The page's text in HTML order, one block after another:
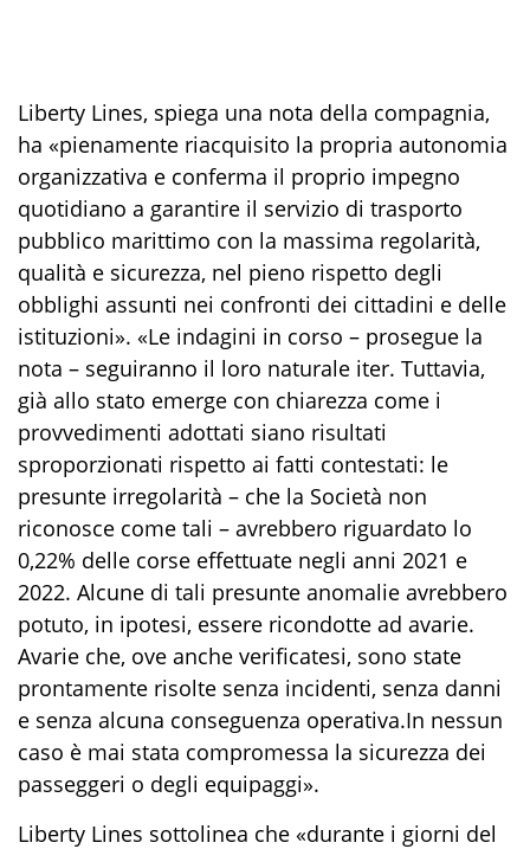
Liberty Lines, spiega una nota della compagnia,
ha «pienamente riacquisito la propria autonomia
organizzativa e conferma il proprio impegno
quotidiano a garantire il servizio di trasporto
pubblico marittimo con la massima regolarità,
qualità e sicurezza, nel pieno rispetto degli
obblighi assunti nei confronti dei cittadini e delle
istituzioni». «Le indagini in corso – prosegue la
nota – seguiranno il loro naturale iter. Tuttavia,
già allo stato emerge con chiarezza come i
provvedimenti adottati siano risultati
sproporzionati rispetto ai fatti contestati: le
presunte irregolarità – che la Società non
riconosce come tali – avrebbero riguardato lo
0,22% delle corse effettuate negli anni 2021 e
2022. Alcune di tali presunte anomalie avrebbero
potuto, in ipotesi, essere ricondotte ad avarie.
Avarie che, ove anche verificatesi, sono state
prontamente risolte senza incidenti, senza danni
e senza alcuna conseguenza operativa.In nessun
caso è mai stata compromessa la sicurezza dei
passeggeri o degli equipaggi».
Liberty Lines sottolinea che «durante i giorni del